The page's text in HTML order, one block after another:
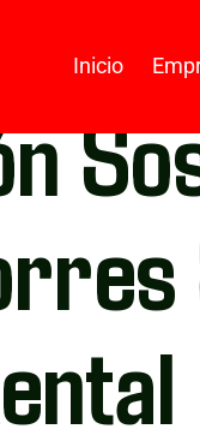
Inicio